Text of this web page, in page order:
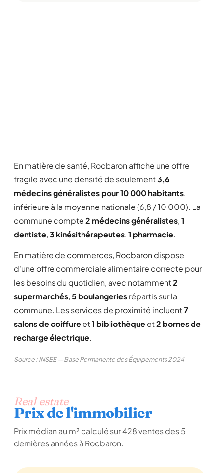
En matière de santé, Rocbaron affiche une offre
fragile avec une densité de seulement3,6
médecins généralistes pour 10 000 habitants,
inférieure à la moyenne nationale (6,8 / 10 000). La
commune compte2 médecins généralistes,1
dentiste,3 kinésithérapeutes,1 pharmacie.
En matière de commerces, Rocbaron dispose
d'une offre commerciale alimentaire correcte pour
les besoins du quotidien, avec notamment2
supermarchés,5 boulangeriesrépartis sur la
commune. Les services de proximité incluent7
salons de coiffureet1 bibliothèqueet2 bornes de
recharge électrique.
Source : INSEE — Base Permanente des Équipements 2024
Real estate
Prix de l'immobilier
Prix médian au m² calculé sur 428 ventes des 5
dernières années à Rocbaron.